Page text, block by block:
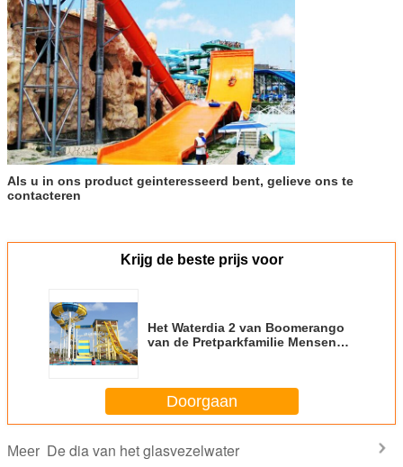
Als u in ons product geinteresseerd bent, gelieve ons te
contacteren
Krijg de beste prijs voor
Het Waterdia 2 van Boomerango
van de Pretparkfamilie Mensen
Doorgaan
Meer De dia van het glasvezelwater